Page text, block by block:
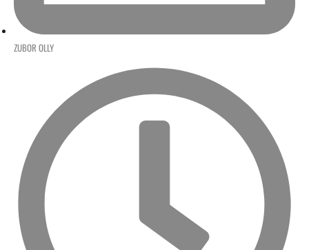
ZUBOR OLLY